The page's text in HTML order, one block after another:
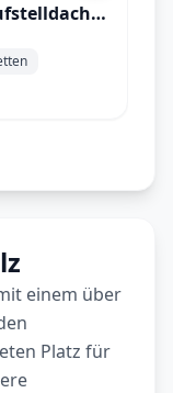
einem über
Platz für